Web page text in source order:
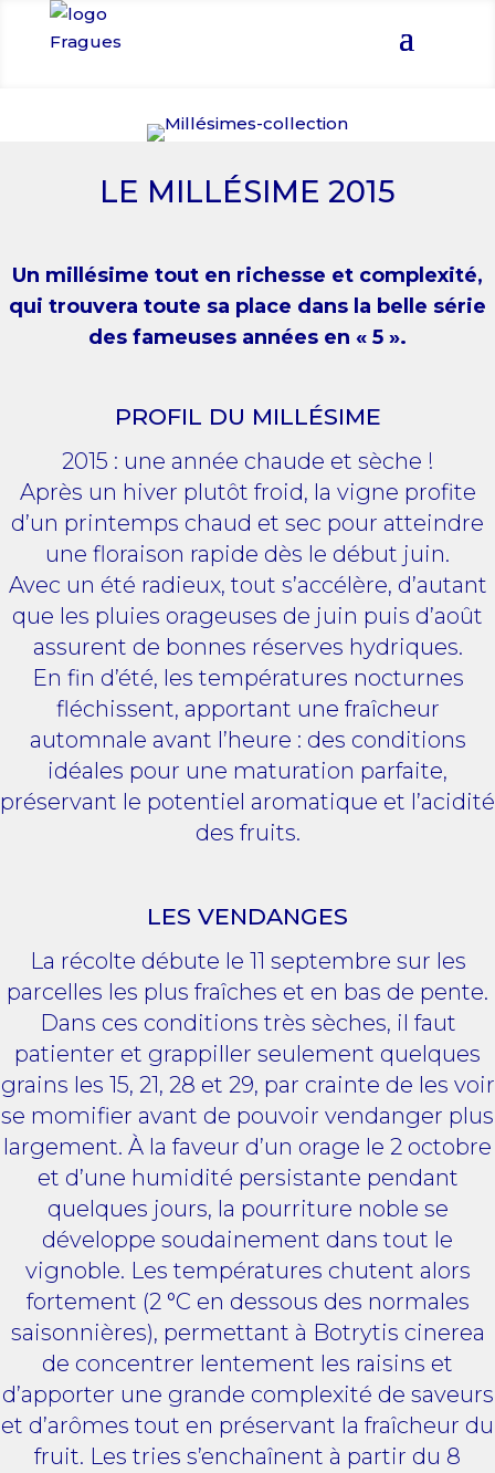
LE MILLÉSIME 2015
Un millésime tout en richesse et complexité,
qui trouvera toute sa place dans la belle série
des fameuses années en « 5 ».
PROFIL DU MILLÉSIME
2015 : une année chaude et sèche !
Après un hiver plutôt froid, la vigne profite
d’un printemps chaud et sec pour atteindre
une floraison rapide dès le début juin.
Avec un été radieux, tout s’accélère, d’autant
que les pluies orageuses de juin puis d’août
assurent de bonnes réserves hydriques.
En fin d’été, les températures nocturnes
fléchissent, apportant une fraîcheur
automnale avant l’heure : des conditions
idéales pour une maturation parfaite,
préservant le potentiel aromatique et l’acidité
des fruits.
LES VENDANGES
La récolte débute le 11 septembre sur les
parcelles les plus fraîches et en bas de pente.
Dans ces conditions très sèches, il faut
patienter et grappiller seulement quelques
grains les 15, 21, 28 et 29, par crainte de les voir
se momifier avant de pouvoir vendanger plus
largement. À la faveur d’un orage le 2 octobre
et d’une humidité persistante pendant
quelques jours, la pourriture noble se
développe soudainement dans tout le
vignoble. Les températures chutent alors
fortement (2 °C en dessous des normales
saisonnières), permettant à Botrytis cinerea
de concentrer lentement les raisins et
d’apporter une grande complexité de saveurs
et d’arômes tout en préservant la fraîcheur du
fruit. Les tries s’enchaînent à partir du 8